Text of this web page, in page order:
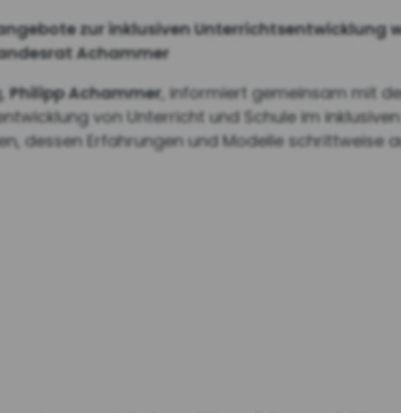
zur inklusiven Unterrichtsentwicklung
Achammer
Philipp Achammer , informiert gemeinsam mit
von Unterricht und Schule im
dessen Erfahrungen und Modelle schrittweise